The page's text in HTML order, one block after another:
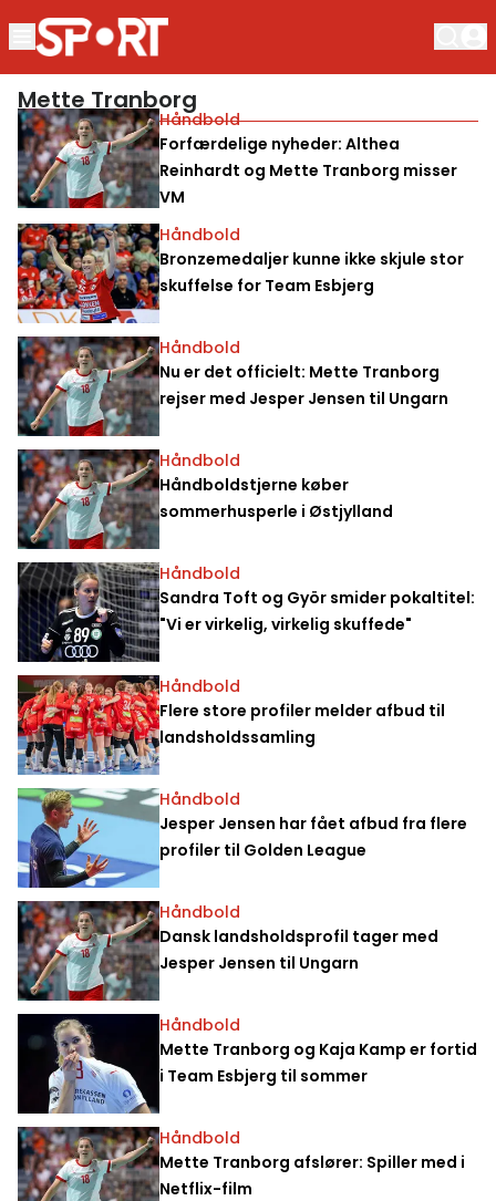
Mette Tranborg
Håndbold
Forfærdelige nyheder: Althea
Reinhardt og Mette Tranborg misser
VM
Håndbold
Bronzemedaljer kunne ikke skjule stor
skuffelse for Team Esbjerg
Håndbold
Nu er det officielt: Mette Tranborg
rejser med Jesper Jensen til Ungarn
Håndbold
Håndboldstjerne køber
sommerhusperle i Østjylland
Håndbold
Sandra Toft og Györ smider pokaltitel:
"Vi er virkelig, virkelig skuffede"
Håndbold
Flere store profiler melder afbud til
landsholdssamling
Håndbold
Jesper Jensen har fået afbud fra flere
profiler til Golden League
Håndbold
Dansk landsholdsprofil tager med
Jesper Jensen til Ungarn
Håndbold
Mette Tranborg og Kaja Kamp er fortid
i Team Esbjerg til sommer
Håndbold
Mette Tranborg afslører: Spiller med i
Netflix-film